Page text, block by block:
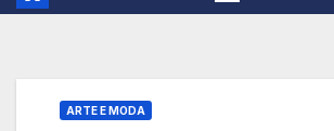
ARTE E MODA